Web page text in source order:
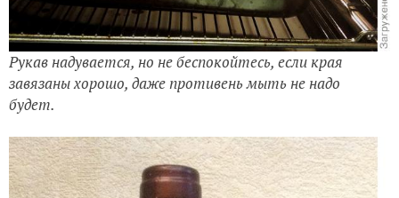
Рукав надувается, но не беспокойтесь, если края
завязаны хорошо, даже противень мыть не надо
будет.